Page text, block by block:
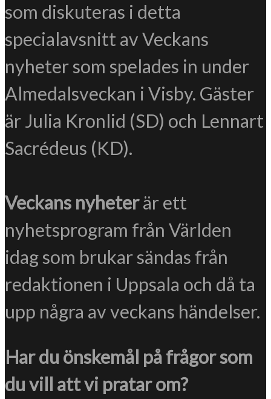
som diskuteras i detta
specialavsnitt av Veckans
nyheter som spelades in under
Almedalsveckan i Visby. Gäster
är Julia Kronlid (SD) och Lennart
Sacrédeus (KD).
Veckans nyheterär ett
nyhetsprogram från Världen
idag som brukar sändas från
redaktionen i Uppsala och då ta
upp några av veckans händelser.
Har du önskemål på frågor som
du vill att vi pratar om?